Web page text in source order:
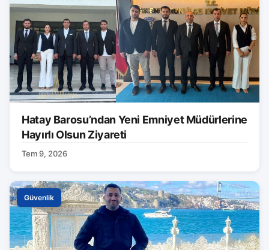
Hatay Barosu’ndan Yeni Emniyet Müdürlerine
Hayırlı Olsun Ziyareti
Tem 9, 2026
Güvenlik